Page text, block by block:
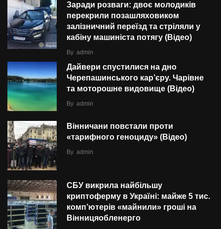
Заради розваги: двоє молодиків
перекрили позашляховиком
залізничний переїзд та стріляли у
кабіну машиніста потягу (Відео)
By admin
Дайвери спустилися на дно
Черепашинського кар’єру. Чарівне
та моторошне видовище (Відео)
By admin
Вінничани повстали проти
«тарифного геноциду» (Відео)
By admin
СБУ викрила найбільшу
криптоферму в Україні: майже 5 тис.
комп’ютерів «майнили» гроші на
Вінницяобленерго